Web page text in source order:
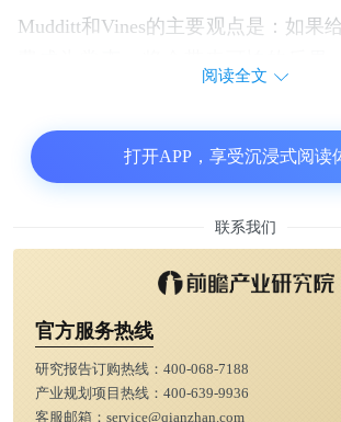
Mudditt和Vines的主要观点是：如果
为了激发更多科学家关注“有偿审稿”
是摘录部分讨论对话内容。您可以给
1，是否要为审稿支付现金
Fenwick认为，既然出版社给编辑部
用，为什么不支付给审稿人呢？
Heathers认为，提高目前普遍存在的
阅读全文
打开APP，享受沉浸式阅读
联系我们
官方服务热线
研究报告订购热线： 400-068-7188
产业规划项目热线： 400-639-9936
客服邮箱： service@qianzhan.com